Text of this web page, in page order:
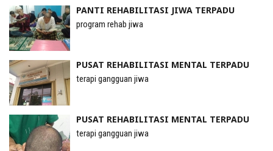
PANTI REHABILITASI JIWA TERPADU
program rehab jiwa
PUSAT REHABILITASI MENTAL TERPADU
terapi gangguan jiwa
PUSAT REHABILITASI MENTAL TERPADU
terapi gangguan jiwa